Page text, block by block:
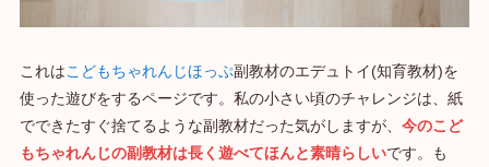
これはこどもちゃれんじほっぷ副教材のエデュトイ(知育教材)を
使った遊びをするページです。私の小さい頃のチャレンジは、紙
でできたすぐ捨てるような副教材だった気がしますが、 今のこど
もちゃれんじの副教材は長く遊べてほんと素晴らしいです。も